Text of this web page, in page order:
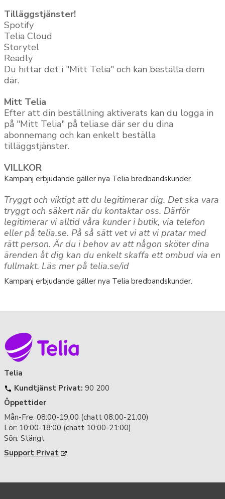
Tilläggstjänster!
Spotify
Telia Cloud
Storytel
Readly
Du hittar det i "Mitt Telia" och kan beställa dem
där.
Mitt Telia
Efter att din beställning aktiverats kan du logga in
på "Mitt Telia" på telia.se där ser du dina
abonnemang och kan enkelt beställa
tilläggstjänster.
VILLKOR
Kampanj erbjudande gäller nya Telia bredbandskunder.
Tryggt och viktigt att du legitimerar dig. Det ska vara
tryggt och säkert när du kontaktar oss. Därför
legitimerar vi alltid våra kunder i butik, via telefon
eller på telia.se. På så sätt vet vi att vi pratar med
rätt person. Är du i behov av att någon sköter dina
ärenden åt dig kan du enkelt skaffa ett ombud via en
fullmakt. Läs mer på telia.se/id
Kampanj erbjudande gäller nya Telia bredbandskunder.
Telia
Kundtjänst Privat: 90 200
Öppettider
Mån-Fre: 08:00-19:00 (chatt 08:00-21:00)
Lör: 10:00-18:00 (chatt 10:00-21:00)
Sön: Stängt
Support Privat